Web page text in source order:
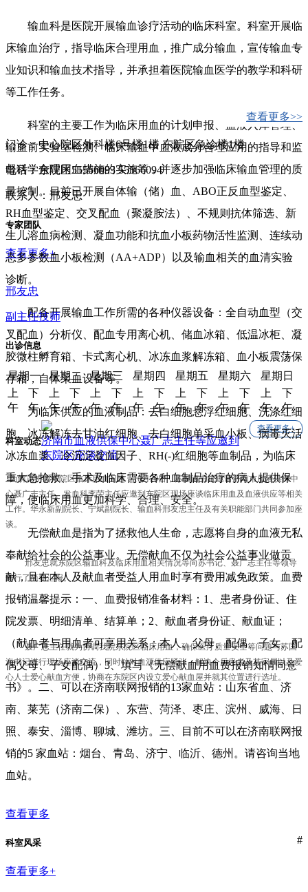
输血科是医院开展输血诊疗活动的临床科室。科室开展临
床输血治疗，指导临床合理用血，推广成分输血，宣传输血专
业知识和输血技术指导，并承担着医院输血医学的教学和科研
等工作任务。
科室的主要工作为临床用血的计划申报、血液入库管理、
输血前实验室检测、临床输血中血液成分合理应用的指导和监
督科学合理用血措施的实施等，并逐步加强临床输血管理的质
量控制。目前已开展自体输（储）血、ABO正反血型鉴定、
RH血型鉴定、交叉配血（聚凝胺法）、不规则抗体筛选、新
生儿溶血病检测、凝血功能和抗血小板药物活性监测、连续动
态多参数血小板检测（AA+ADP）以及输血相关的血清实验
诊断。
配备开展输血工作所需的各种仪器设备：全自动血型（交
叉配血）分析仪、配血专用离心机、储血冰箱、低温冰柜、凝
胶微柱孵育箱、卡式离心机、冰冻血浆解冻箱、血小板震荡保
存箱，自体采血设备等。
为临床供应的血液制品：去白细胞悬浮红细胞、洗涤红细
胞、冰冻解冻去甘油红细胞、去白细胞单采血小板、病毒灭活
冰冻血浆、冷沉淀凝血因子、RH(-)红细胞等血制品，为临床
重大急抢救、手术及临床需要各种血制品治疗的病人提供保
障，使临床用血更加科学、合理、安全。
无偿献血是指为了拯救他人生命，志愿将自身的血液无私
奉献给社会的公益事业。无偿献血不仅为社会公益事业做贡
献，且在本人及献血者受益人用血时享有费用减免政策。血费
报销温馨提示：一、血费报销准备材料：1、患者身份证、住
院发票、明细清单、结算单；2、献血者身份证、献血证；
（献血者与用血者可享用关系：本人、父母、配偶、子女、配
偶父母、子女配偶）3、填写《无偿献血用血费报销知情同意
书》。二、可以在济南联网报销的13家血站：山东省血、济
南、莱芜（济南二保）、东营、菏泽、枣庄、滨州、威海、日
照、泰安、淄博、聊城、潍坊。三、目前不可以在济南联网报
销的5 家血站：烟台、青岛、济宁、临沂、德州。请咨询当地
血站。
#
查看更多>>
门诊：中心院区外科楼6号楼1楼 东院区急诊楼1楼
电话：东院区55566093 55566094
联系人：邢友忠
专家团队
查看更多+
邢友忠
副主任技师
出诊信息
星期一 星期二 星期三 星期四 星期五 星期六
星期日
上
午
下
午
上
午
下
午
上
午
下
午
上
午
下
午
上
午
下
午
上
午
下
午
上
午
下
午
科室动态
查看更多+
济南市血液供保中心聂广志主任等应邀到
东院区座谈交流
为解决协调东院区临床用血问题，10月20日，苏国海书记邀请济南市血液供保中
心聂广志主任、发血科李荣主任应邀到东院区现场座谈临床用血及血液供应等相关
工作。华永新副院长、宁斌副院长、输血科邢友忠主任及有关职能部门共同参加座
谈。
邢友忠就东院区输血科及临床用血相关情况等向苏书记、聂广志主任等领导
进行了简要汇报。
聂广志主任就为协调我院东院区临床用血，确保医疗质量安全等问题与苏国
海书记进行现场座谈交流，同时针对血源供应紧张，解决今后患者及其家属以及爱
心人士爱心献血方便，协商在东院区内设立爱心献血屋并就其位置进行选址。
查看更多
科室风采
查看更多+